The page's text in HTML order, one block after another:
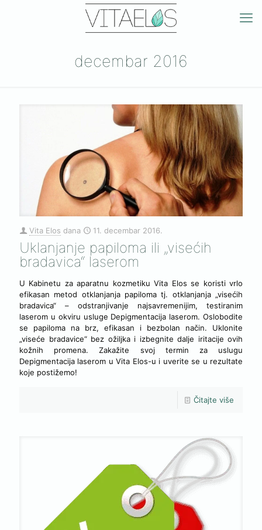
decembar 2016
Vita Elos dana 11. decembar 2016.
Uklanjanje papiloma ili „visećih
bradavica“ laserom
U Kabinetu za aparatnu kozmetiku Vita Elos se koristi vrlo
efikasan metod otklanjanja papiloma tj. otklanjanja „visećih
bradavica“ – odstranjivanje najsavremenijim, testiranim
laserom u okviru usluge Depigmentacija laserom. Oslobodite
se papiloma na brz, efikasan i bezbolan način. Uklonite
„viseće bradavice“ bez ožiljka i izbegnite dalje iritacije ovih
kožnih promena. Zakažite svoj termin za uslugu
Depigmentacija laserom u Vita Elos-u i uverite se u rezultate
koje postižemo!
Čitajte više